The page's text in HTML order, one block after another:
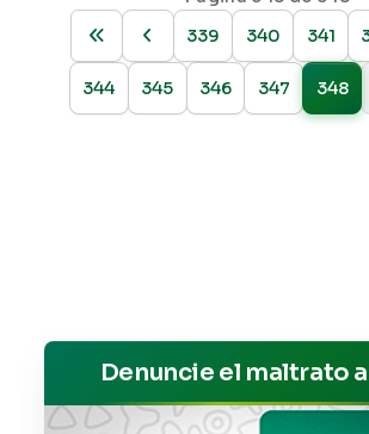
339
340 341
344 345 346 347 348
Denuncie el maltrato